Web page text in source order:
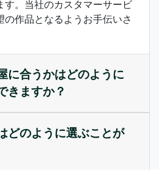
す。当社のカスタマーサービ
の作品となるようお手伝いさ
に合うかはどのように
きますか？
どのように選ぶことが